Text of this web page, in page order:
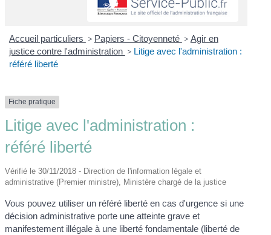
Accueil particuliers > Papiers - Citoyenneté > Agir en
justice contre l'administration > Litige avec l'administration :
référé liberté
Fiche pratique
Litige avec l'administration :
référé liberté
Vérifié le 30/11/2018 - Direction de l'information légale et
administrative (Premier ministre), Ministère chargé de la justice
Vous pouvez utiliser un référé liberté en cas d'urgence si une
décision administrative porte une atteinte grave et
manifestement illégale à une liberté fondamentale (liberté de